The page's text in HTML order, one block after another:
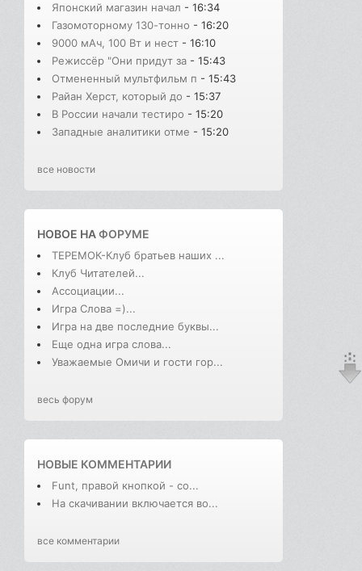
Японский магазин начал - 16:34
Газомоторному 130-тонно - 16:20
9000 мАч, 100 Вт и нест - 16:10
Режиссёр "Они придут за - 15:43
Отмененный мультфильм п - 15:43
Райан Херст, который до - 15:37
В России начали тестиро - 15:20
Западные аналитики отме - 15:20
все новости
НОВОЕ НАФОРУМЕ
ТЕРЕМОК-Клуб братьев наших ...
Клуб Читателей...
Ассоциации...
Игра Слова =)...
Игра на две последние буквы...
Еще одна игра слова...
Уважаемые Омичи и гости гор...
весь форум
НОВЫЕ КОММЕНТАРИИ
Funt, правой кнопкой - со...
На скачивании включается во...
все комментарии